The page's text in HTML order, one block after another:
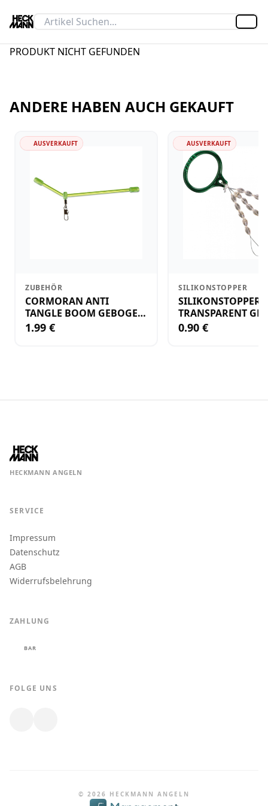
PRODUKT NICHT GEFUNDEN
ANDERE HABEN AUCH GEKAUFT
AUSVERKAUFT
ZUBEHÖR
CORMORAN ANTI
TANGLE BOOM GEBOGEN
12CM M.WIRBEL(PLASTIK)
1.99 €
AUSVERKAUFT
SILIKONSTOPPER
SILIKONSTOPPER
TRANSPARENT
KLEIN
0.90 €
HECKMANN ANGELN
SERVICE
Impressum
Datenschutz
AGB
Widerrufsbelehrung
ZAHLUNG
BAR
FOLGE UNS
© 2026 HECKMANN ANGELN